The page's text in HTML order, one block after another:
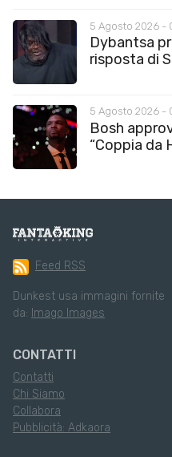
5 Agosto 2026 -
Dybantsa
risposta di
5 Agosto 2026 -
Bosh
“Coppia da
Feed RSS
Dunkest usa immagini fornite
da: Imago Images
CONTATTI
Contatti
Chi Siamo
Collabora
Pubblicità: Adkaora